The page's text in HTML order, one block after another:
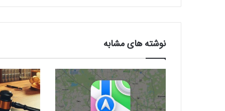
ا
آ
ی
ب
ه‌
ز
و
نوشته های مشابه